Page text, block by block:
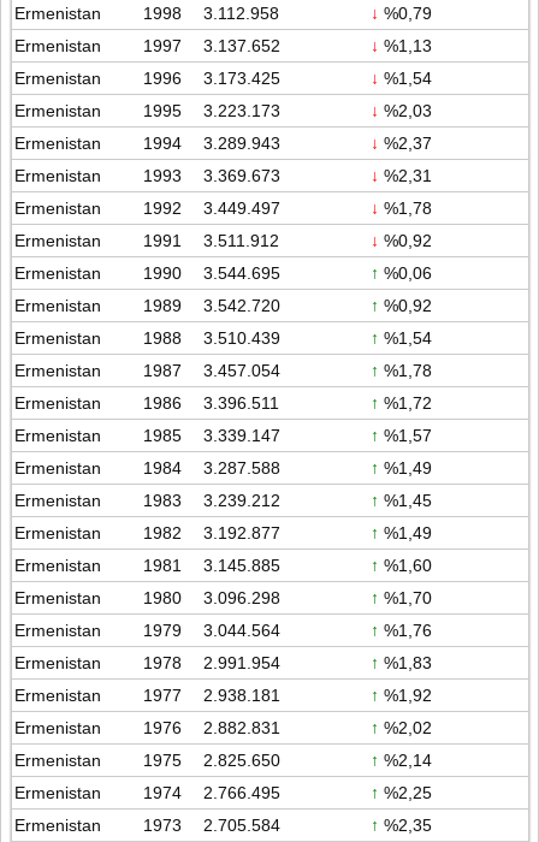
Ermenistan
1998 3.112.958 ↓ %0,79
Ermenistan
1997 3.137.652 ↓ %1,13
Ermenistan
1996 3.173.425 ↓ %1,54
Ermenistan
1995 3.223.173 ↓ %2,03
Ermenistan
1994 3.289.943 ↓ %2,37
Ermenistan
1993 3.369.673 ↓ %2,31
Ermenistan
1992 3.449.497 ↓ %1,78
Ermenistan
1991 3.511.912 ↓ %0,92
Ermenistan
1990 3.544.695 ↑ %0,06
Ermenistan
1989 3.542.720 ↑ %0,92
Ermenistan
1988 3.510.439 ↑ %1,54
Ermenistan
1987 3.457.054 ↑ %1,78
Ermenistan
1986 3.396.511 ↑ %1,72
Ermenistan
1985 3.339.147 ↑ %1,57
Ermenistan
1984 3.287.588 ↑ %1,49
Ermenistan
1983 3.239.212 ↑ %1,45
Ermenistan
1982 3.192.877 ↑ %1,49
Ermenistan
1981 3.145.885 ↑ %1,60
Ermenistan
1980 3.096.298 ↑ %1,70
Ermenistan
1979 3.044.564 ↑ %1,76
Ermenistan
1978 2.991.954 ↑ %1,83
Ermenistan
1977 2.938.181 ↑ %1,92
Ermenistan
1976 2.882.831 ↑ %2,02
Ermenistan
1975 2.825.650 ↑ %2,14
Ermenistan
1974 2.766.495 ↑ %2,25
Ermenistan
1973 2.705.584 ↑ %2,35